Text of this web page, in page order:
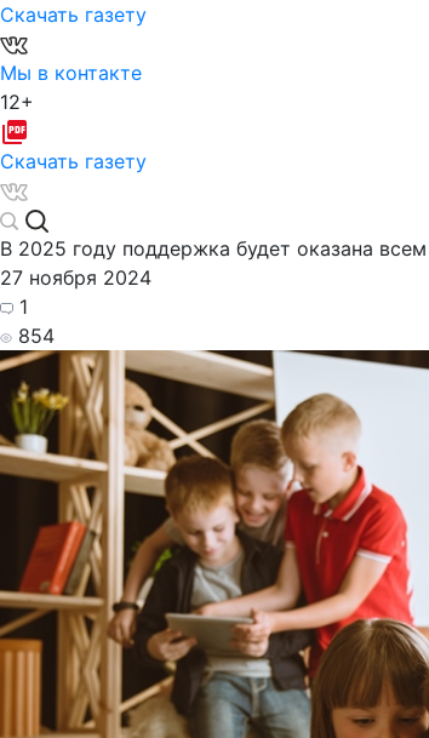
Скачать газету
Мы в контакте
12+
Скачать газету
В 2025 году поддержка будет оказана
27 ноября 2024
1
854